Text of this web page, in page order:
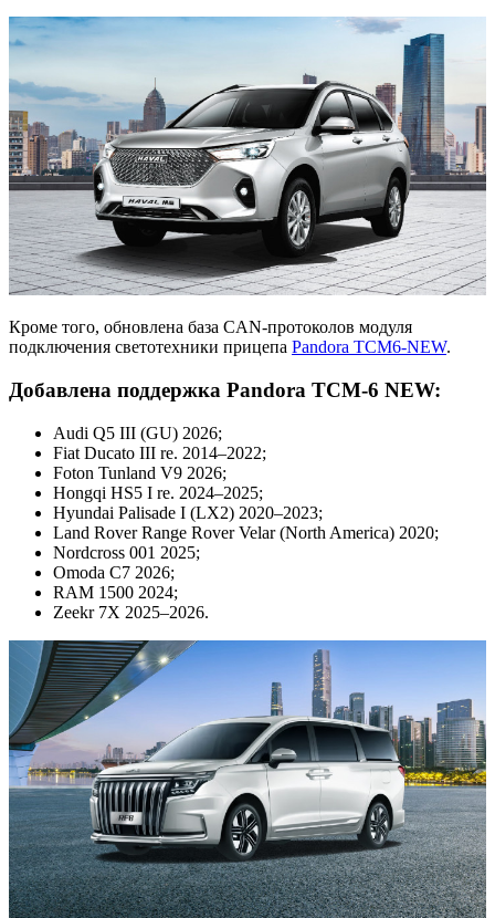
Кроме того, обновлена база CAN-протоколов модуля
подключения светотехники прицепа Pandora TCM6-NEW.
Добавлена поддержка Pandora TCM-6 NEW:
Audi Q5 III (GU) 2026;
Fiat Ducato III re. 2014–2022;
Foton Tunland V9 2026;
Hongqi HS5 I re. 2024–2025;
Hyundai Palisade I (LX2) 2020–2023;
Land Rover Range Rover Velar (North America) 2020;
Nordcross 001 2025;
Omoda C7 2026;
RAM 1500 2024;
Zeekr 7X 2025–2026.